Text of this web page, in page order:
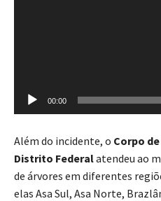
00:00
Além do incidente, o Corpo
Distrito Federalatendeu ao
de árvores em diferentes
elas Asa Sul, Asa Norte,